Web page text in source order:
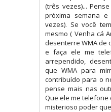
(três vezes)...
próxima semana
vezes). Se você
mesmo ( Venha cá
desenterre WMA de
e faça ele me
arrependido,
que WMA para
contribuído para o
pense mais nas
Que ele me telefone
misterioso poder